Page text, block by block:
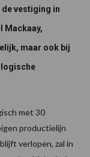
vestiging in
Mackaay,
maar ook bij
met 30
productielijn
verlopen, zal in